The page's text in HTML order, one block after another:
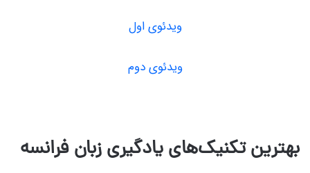
ویدئوی اول
ویدئوی دوم
بهترین تکنیک‌های یادگیری زبان فرانسه